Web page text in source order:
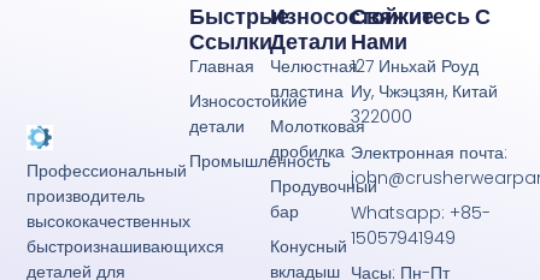
Профессиональный
производитель
высококачественных
быстроизнашивающихся
деталей для
Износостойкие
Детали
Челюстная
пластина
Молотковая
дробилка
Продувочный
бар
Конусный
вкладыш
Быстрые
Ссылки
Главная
Износостойкие
детали
Промышленность
Свяжитесь С
Нами
127 Иньхай Роуд
Иу, Чжэцзян, Китай
322000
Электронная почта:
Whatsapp: +85-
15057941949
Часы: Пн-Пт